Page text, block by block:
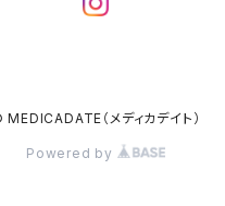
MEDICADATE（メディカデイト）
Powered by